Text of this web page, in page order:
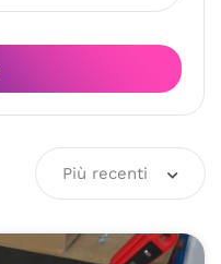
Più recenti